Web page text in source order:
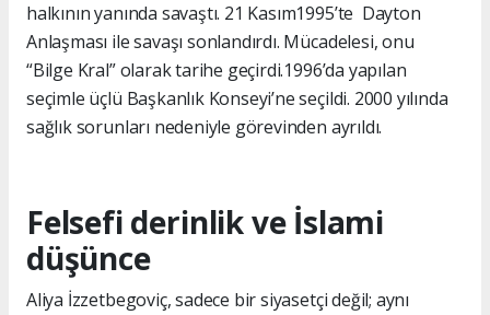
halkının yanında savaştı. 21 Kasım1995’te Dayton
Anlaşması ile savaşı sonlandırdı. Mücadelesi, onu
“Bilge Kral” olarak tarihe geçirdi.1996’da yapılan
seçimle üçlü Başkanlık Konseyi’ne seçildi. 2000 yılında
sağlık sorunları nedeniyle görevinden ayrıldı.
Felsefi derinlik ve İslami
düşünce
Aliya İzzetbegoviç, sadece bir siyasetçi değil; aynı